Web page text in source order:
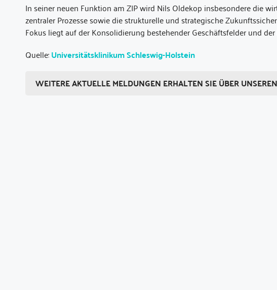
In seiner neuen Funktion am ZIP wird Nils Oldekop insbesondere die
zentraler Prozesse sowie die strukturelle und strategische
Fokus liegt auf der Konsolidierung bestehender Geschäftsfelder und
Quelle:Universitätsklinikum Schleswig-Holstein
WEITERE AKTUELLE MELDUNGEN ERHALTEN SIE ÜBER